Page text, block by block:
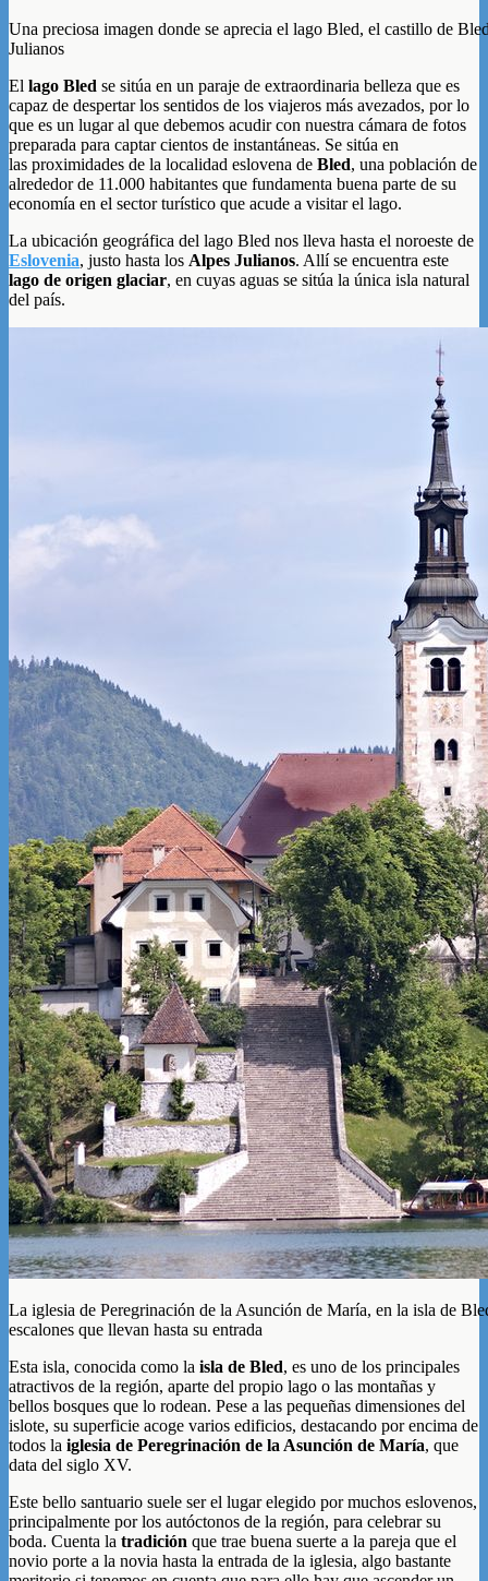
Una preciosa imagen donde se aprecia el lago Bled, el castillo de
Julianos
El lago Bled se sitúa en un paraje de extraordinaria belleza que es
capaz de despertar los sentidos de los viajeros más avezados, por lo
que es un lugar al que debemos acudir con nuestra cámara de fotos
preparada para captar cientos de instantáneas. Se sitúa en
las proximidades de la localidad eslovena de Bled, una población de
alrededor de 11.000 habitantes que fundamenta buena parte de su
economía en el sector turístico que acude a visitar el lago.
La ubicación geográfica del lago Bled nos lleva hasta el noroeste de
Eslovenia, justo hasta los Alpes Julianos. Allí se encuentra este
lago de origen glaciar, en cuyas aguas se sitúa la única isla natural
del país.
La iglesia de Peregrinación de la Asunción de María, en la isla de
escalones que llevan hasta su entrada
Esta isla, conocida como la isla de Bled, es uno de los principales
atractivos de la región, aparte del propio lago o las montañas y
bellos bosques que lo rodean. Pese a las pequeñas dimensiones del
islote, su superficie acoge varios edificios, destacando por encima de
todos la iglesia de Peregrinación de la Asunción de María, que
data del siglo XV.
Este bello santuario suele ser el lugar elegido por muchos eslovenos,
principalmente por los autóctonos de la región, para celebrar su
boda. Cuenta la tradición que trae buena suerte a la pareja que el
novio porte a la novia hasta la entrada de la iglesia, algo bastante